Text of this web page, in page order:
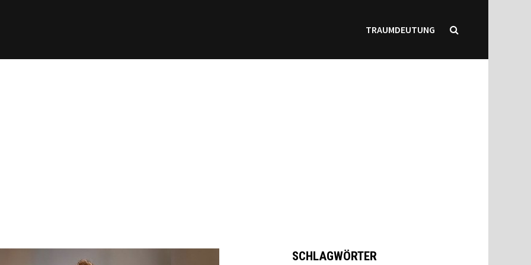
TRAUMDEUTUNG
SCHLAGWÖRTER